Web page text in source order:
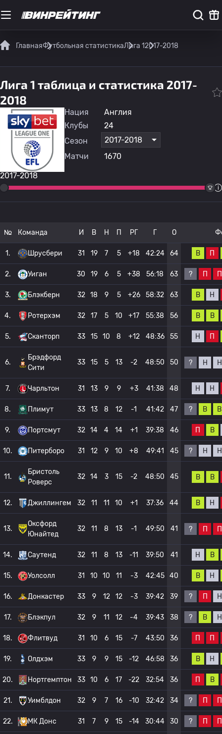
ГлавнаяФутбольная статистикаЛига 12017-2018
Лига 1 таблица и статистика 2017-
2018
2017-2018
Нация
Англия
Клубы
24
Сезон
2017-2018
Матчи
1670
№ Команда И В Н П РГ Г О
1. Шрусбери 31 19 7 5 +18 42:24 64 В П
2. Уиган 30 19 6 5 +38 56:18 63 ? П П
3. Блэкберн 32 18 9 5 +26 58:32 63 В Н
4. Ротерхэм 32 17 5 10 +17 55:38 56 В В
5. Сканторп 33 15 10 8 +12 48:36 55 Н П
6.
Брэдфорд
Сити
33 15 5 13 -2 48:50 50 ? Н Н
7. Чарльтон 31 13 9 9 +3 41:38 48 Н Н
8. Плимут 33 13 8 12 -1 41:42 47 ? В В
9. Портсмут 32 14 4 14 +1 39:38 46 П В
10. Питерборо 31 12 9 10 +8 49:41 45 ? Н Н
11.
Бристоль
Роверс
32 14 3 15 -2 48:50 45 В В
12. Джиллингем 32 11 11 10 +1 37:36 44 В Н
13.
Оксфорд
Юнайтед
32 11 8 13 -1 49:50 41 ? П П
14. Саутенд 32 11 8 13 -11 39:50 41 Н В
15. Уолсолл 31 10 10 11 -3 42:45 40 В Н
16. Донкастер 33 9 12 12 -3 39:42 39 ? П Н
17. Блэкпул 32 9 11 12 -4 39:43 38 ? В Н
18. Флитвуд 31 10 6 15 -7 43:50 36 П П
19. Олдхэм 33 9 9 15 -12 46:58 36 В Н
20. Нортгемптон 33 10 6 17 -22 32:54 36 П В
21. Уимблдон 32 9 7 16 -10 32:42 34 ? П П
22. МК Донс 31 7 9 15 -14 30:44 30 ? П П